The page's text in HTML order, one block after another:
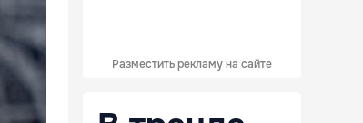
Разместить рекламу на сайте